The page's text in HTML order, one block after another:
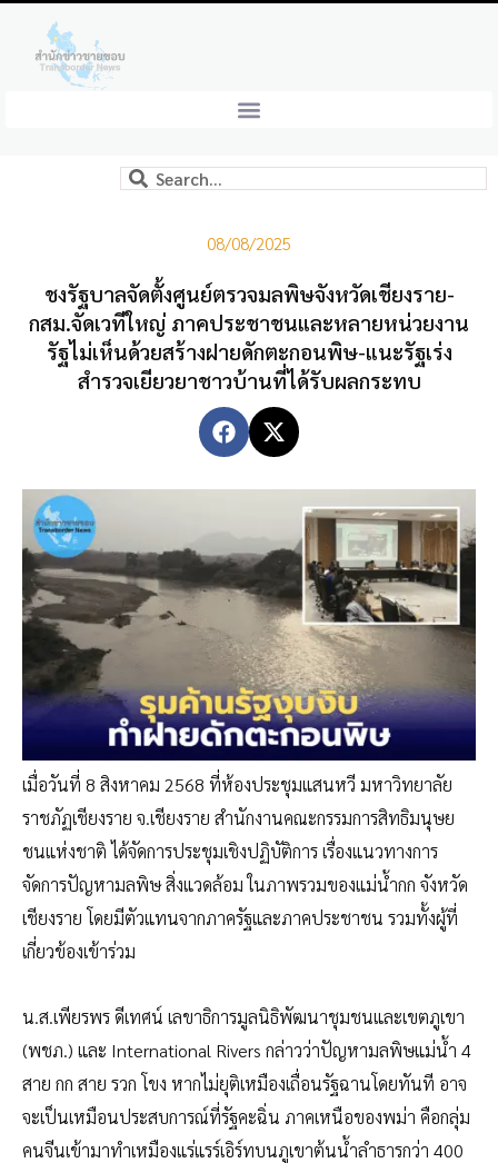
08/08/2025
ชงรัฐบาลจัดตั้งศูนย์ตรวจมลพิษจังหวัดเชียงราย-
กสม.จัดเวทีใหญ่ ภาคประชาชนและหลายหน่วยงาน
รัฐไม่เห็นด้วยสร้างฝายดักตะกอนพิษ-แนะรัฐเร่ง
สำรวจเยียวยาชาวบ้านที่ได้รับผลกระทบ
เมื่อวันที่ 8 สิงหาคม 2568 ที่ห้องประชุมแสนหวี มหาวิทยาลัย
ราชภัฏเชียงราย จ.เชียงราย สำนักงานคณะกรรมการสิทธิมนุษย
ชนแห่งชาติ ได้จัดการประชุมเชิงปฏิบัติการ เรื่องแนวทางการ
จัดการปัญหามลพิษ สิ่งแวดล้อม ในภาพรวมของแม่น้ำกก จังหวัด
เชียงราย โดยมีตัวแทนจากภาครัฐและภาคประชาชน รวมทั้งผู้ที่
เกี่ยวข้องเข้าร่วม
น.ส.เพียรพร ดีเทศน์ เลขาธิการมูลนิธิพัฒนาชุมชนและเขตภูเขา
(พชภ.) และ International Rivers กล่าวว่าปัญหามลพิษแม่น้ำ 4
สาย กก สาย รวก โขง หากไม่ยุติเหมืองเถื่อนรัฐฉานโดยทันที อาจ
จะเป็นเหมือนประสบการณ์ที่รัฐคะฉิ่น ภาคเหนือของพม่า คือกลุ่ม
คนจีนเข้ามาทำเหมืองแร่แรร์เอิร์ทบนภูเขาต้นน้ำลำธารกว่า 400